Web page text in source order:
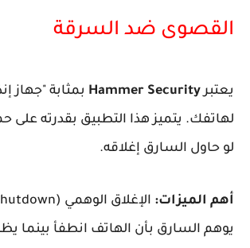
القصوى ضد السرقة
​يعتبرHammer Security بمثابة "جهاز
لهاتفك. يتميز هذا التطبيق بقدرته على
لو حاول السارق إغلاقه.
أهم الميزات:
يوهم السارق بأن الهاتف انطفأ بينما